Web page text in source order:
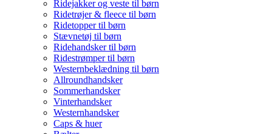
Ridejakker og veste til børn
Ridetrøjer & fleece til børn
Ridetopper til børn
Stævnetøj til børn
Ridehandsker til børn
Ridestrømper til børn
Westernbeklædning til børn
Allroundhandsker
Sommerhandsker
Vinterhandsker
Westernhandsker
Caps & huer